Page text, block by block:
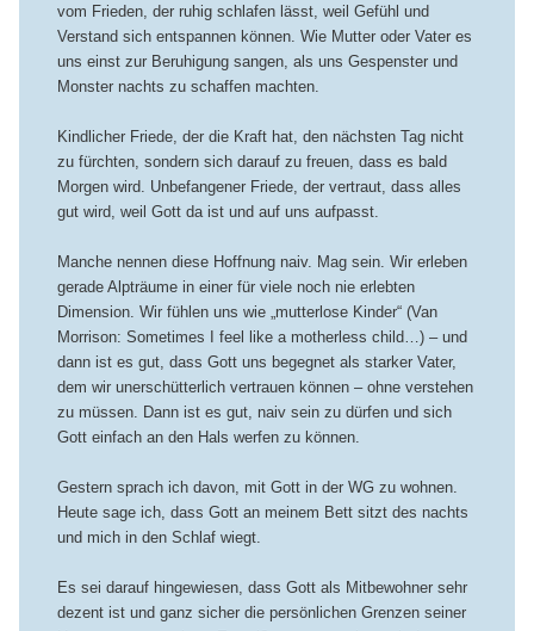
vom Frieden, der ruhig schlafen lässt, weil Gefühl und
Verstand sich entspannen können. Wie Mutter oder Vater es
uns einst zur Beruhigung sangen, als uns Gespenster und
Monster nachts zu schaffen machten.
Kindlicher Friede, der die Kraft hat, den nächsten Tag nicht
zu fürchten, sondern sich darauf zu freuen, dass es bald
Morgen wird. Unbefangener Friede, der vertraut, dass alles
gut wird, weil Gott da ist und auf uns aufpasst.
Manche nennen diese Hoffnung naiv. Mag sein. Wir erleben
gerade Alpträume in einer für viele noch nie erlebten
Dimension. Wir fühlen uns wie „mutterlose Kinder“ (Van
Morrison: Sometimes I feel like a motherless child…) – und
dann ist es gut, dass Gott uns begegnet als starker Vater,
dem wir unerschütterlich vertrauen können – ohne verstehen
zu müssen. Dann ist es gut, naiv sein zu dürfen und sich
Gott einfach an den Hals werfen zu können.
Gestern sprach ich davon, mit Gott in der WG zu wohnen.
Heute sage ich, dass Gott an meinem Bett sitzt des nachts
und mich in den Schlaf wiegt.
Es sei darauf hingewiesen, dass Gott als Mitbewohner sehr
dezent ist und ganz sicher die persönlichen Grenzen seiner